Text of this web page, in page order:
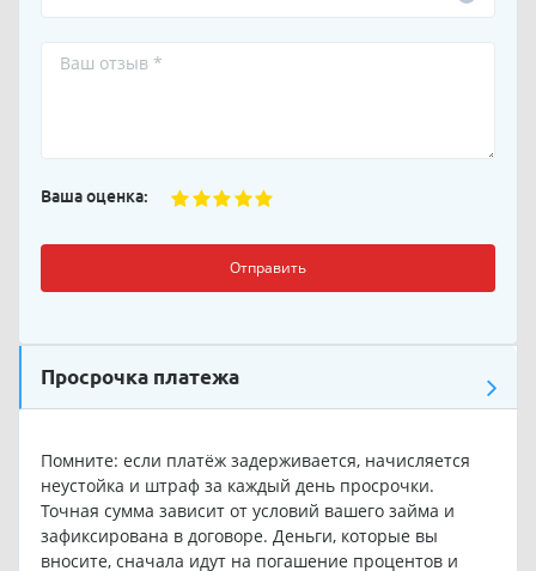
Ваша оценка:
Отправить
Просрочка платежа
Помните: если платёж задерживается, начисляется
неустойка и штраф за каждый день просрочки.
Точная сумма зависит от условий вашего займа и
зафиксирована в договоре. Деньги, которые вы
вносите, сначала идут на погашение процентов и